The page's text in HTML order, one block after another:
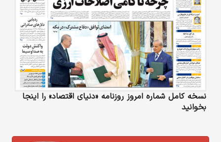
نسخه کامل شماره امروز روزنامه «دنیای‌ اقتصاد» را اینجا
بخوانید